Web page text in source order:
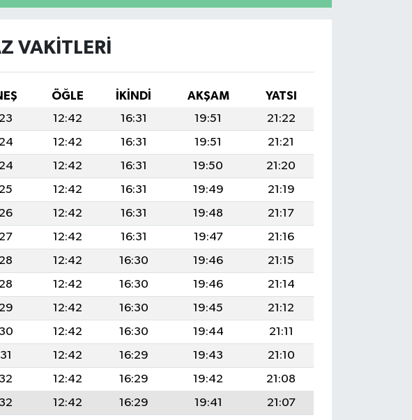
VAKITLERI
ÖĞLE İKINDI AKŞAM
YATSI
12:42 16:31 19:51
21:22
12:42 16:31 19:51
21:21
12:42 16:31 19:50
21:20
12:42 16:31 19:49
21:19
12:42 16:31 19:48
21:17
12:42 16:31 19:47
21:16
12:42 16:30 19:46
21:15
12:42 16:30 19:46
21:14
12:42 16:30 19:45
21:12
12:42 16:30 19:44
21:11
12:42 16:29 19:43
21:10
12:42 16:29 19:42
21:08
12:42 16:29 19:41
21:07